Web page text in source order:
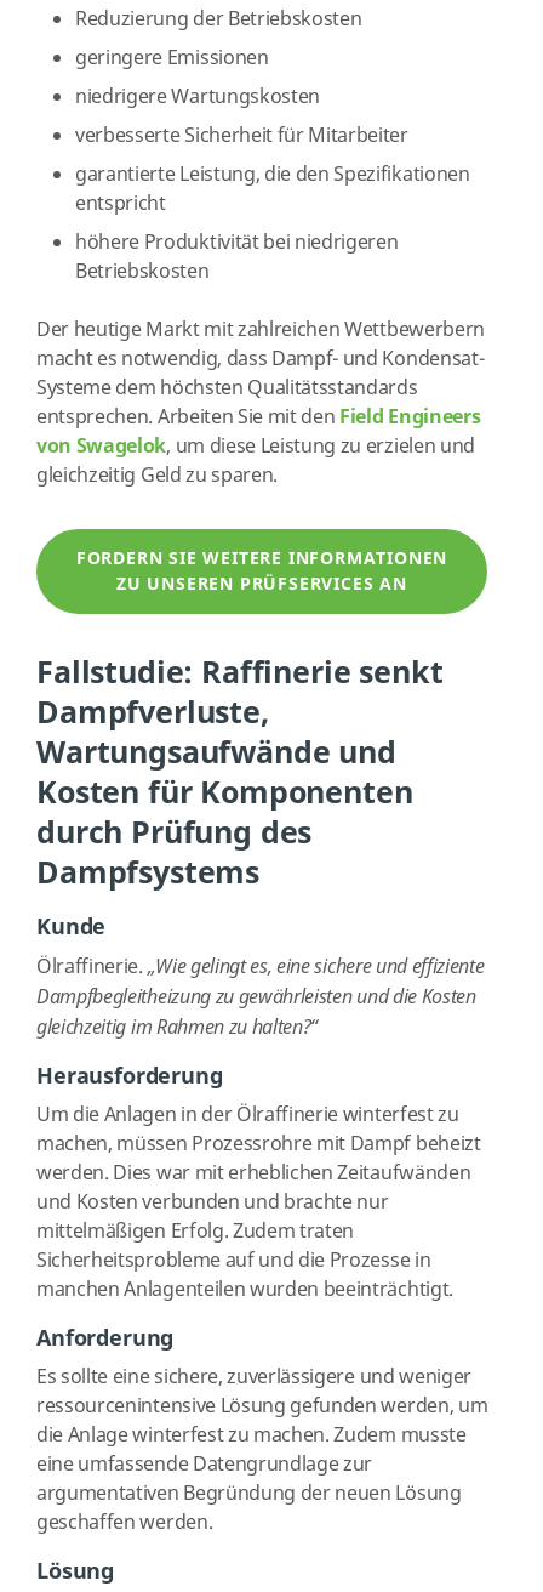
Reduzierung der Betriebskosten
geringere Emissionen
niedrigere Wartungskosten
verbesserte Sicherheit für Mitarbeiter
garantierte Leistung, die den Spezifikationen
entspricht
höhere Produktivität bei niedrigeren
Betriebskosten
Der heutige Markt mit zahlreichen Wettbewerbern
macht es notwendig, dass Dampf- und Kondensat-
Systeme dem höchsten Qualitätsstandards
entsprechen. Arbeiten Sie mit den Field Engineers
von Swagelok, um diese Leistung zu erzielen und
gleichzeitig Geld zu sparen.
FORDERN SIE WEITERE INFORMATIONEN
ZU UNSEREN PRÜFSERVICES AN
Fallstudie: Raffinerie senkt
Dampfverluste,
Wartungsaufwände und
Kosten für Komponenten
durch Prüfung des
Dampfsystems
Kunde
Ölraffinerie.„Wie gelingt es, eine sichere und effiziente
Dampfbegleitheizung zu gewährleisten und die Kosten
gleichzeitig im Rahmen zu halten?“
Herausforderung
Um die Anlagen in der Ölraffinerie winterfest zu
machen, müssen Prozessrohre mit Dampf beheizt
werden. Dies war mit erheblichen Zeitaufwänden
und Kosten verbunden und brachte nur
mittelmäßigen Erfolg. Zudem traten
Sicherheitsprobleme auf und die Prozesse in
manchen Anlagenteilen wurden beeinträchtigt.
Anforderung
Es sollte eine sichere, zuverlässigere und weniger
ressourcenintensive Lösung gefunden werden, um
die Anlage winterfest zu machen. Zudem musste
eine umfassende Datengrundlage zur
argumentativen Begründung der neuen Lösung
geschaffen werden.
Lösung